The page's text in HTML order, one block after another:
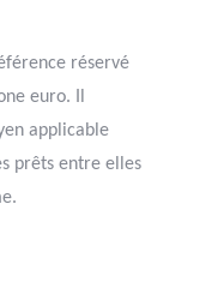
réservé
euro. Il
applicable
prêts entre elles